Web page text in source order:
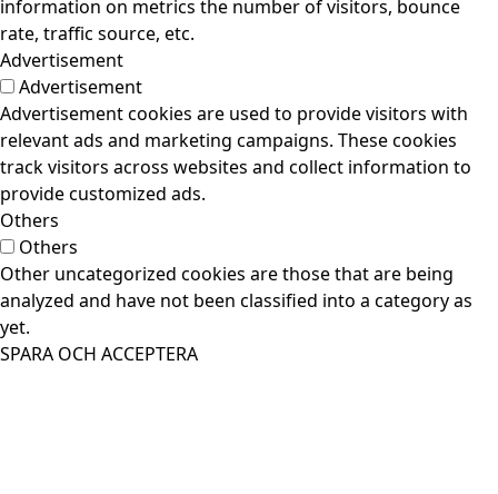
information on metrics the number of visitors, bounce
rate, traffic source, etc.
Advertisement
Advertisement
Advertisement cookies are used to provide visitors with
relevant ads and marketing campaigns. These cookies
track visitors across websites and collect information to
provide customized ads.
Others
Others
Other uncategorized cookies are those that are being
analyzed and have not been classified into a category as
yet.
SPARA OCH ACCEPTERA